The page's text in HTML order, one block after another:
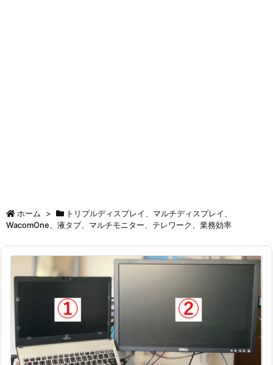
ホーム >
トリプルディスプレイ、マルチディスプレイ、
WacomOne、液タブ、マルチモニター、テレワーク、業務効率